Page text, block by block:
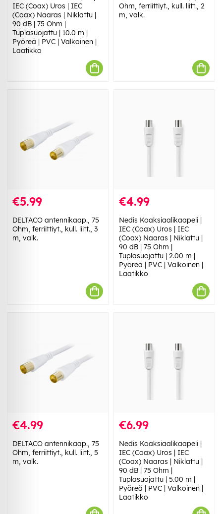
IEC (Coax) Uros | IEC
(Coax) Naaras | Niklattu |
90 dB | 75 Ohm |
Tuplasuojattu | 10.0 m |
Pyöreä | PVC | Valkoinen |
Laatikko
Ohm, ferriittiyt., kull. liitt., 2
m, valk.
€5.99
DELTACO antennikaap., 75
Ohm, ferriittiyt., kull. liitt., 3
m, valk.
€4.99
Nedis Koaksiaalikaapeli |
IEC (Coax) Uros | IEC
(Coax) Naaras | Niklattu |
90 dB | 75 Ohm |
Tuplasuojattu | 2.00 m |
Pyöreä | PVC | Valkoinen |
Laatikko
€4.99
DELTACO antennikaap., 75
Ohm, ferriittiyt., kull. liitt., 5
m, valk.
€6.99
Nedis Koaksiaalikaapeli |
IEC (Coax) Uros | IEC
(Coax) Naaras | Niklattu |
90 dB | 75 Ohm |
Tuplasuojattu | 5.00 m |
Pyöreä | PVC | Valkoinen |
Laatikko